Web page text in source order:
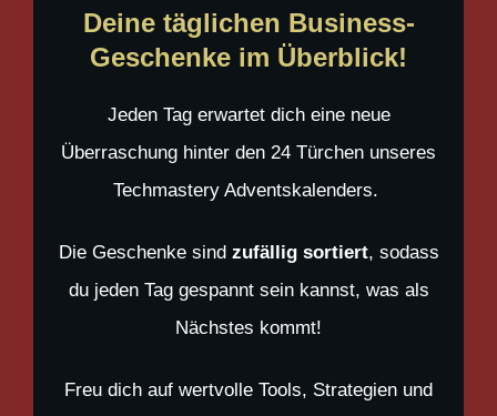
Deine täglichen Business-
Geschenke im Überblick!
Jeden Tag erwartet dich eine neue
Überraschung hinter den 24 Türchen unseres
Techmastery Adventskalenders.
Die Geschenke sind zufällig sortiert, sodass
du jeden Tag gespannt sein kannst, was als
Nächstes kommt!
Freu dich auf wertvolle Tools, Strategien und